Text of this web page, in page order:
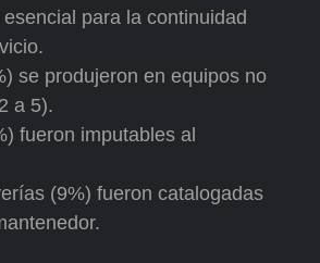
para la continuidad
se produjeron en equipos no
a 5).
fueron imputables al
(9%) fueron catalogadas